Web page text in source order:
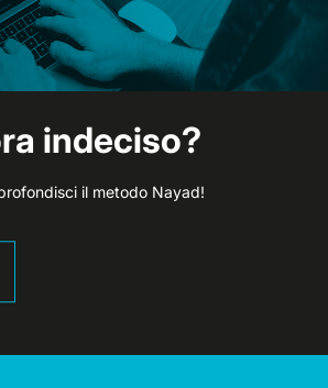
indeciso?
il metodo Nayad!